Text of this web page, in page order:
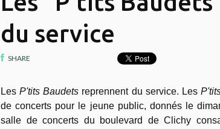
du service
SHARE
LesP'tits Baudets reprennent du service. Les
de concerts pour le jeune public, donnés le
salle de concerts du boulevard de Clichy